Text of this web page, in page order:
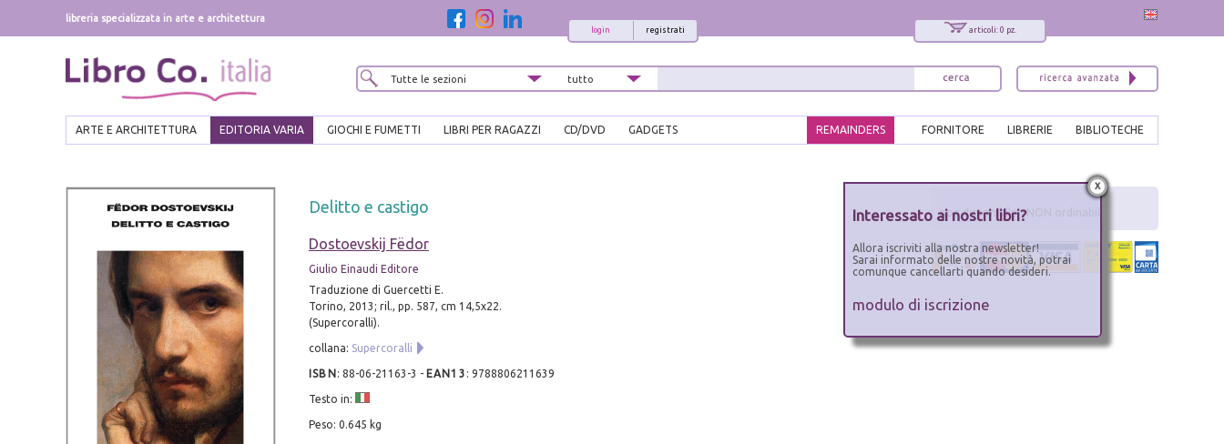
libreria specializzata in arte e architettura
articoli: 0 pz.
registrati
login
ARTE E ARCHITETTURA EDITORIA VARIA GIOCHI E FUMETTI LIBRI PER RAGAZZI CD/DVD GADGETS BIBLIOTECHE
LIBRERIE
FORNITORE
REMAINDERS
Delitto e castigo
Dostoevskij Fëdor
Giulio Einaudi Editore
Traduzione di Guercetti E.
Torino, 2013; ril., pp. 587, cm 14,5x22.
(Supercoralli).
collana: Supercoralli
ISBN : 88-06-21163-3 - EAN13 : 9788806211639
Testo in:
Peso: 0.645 kg
non disponibile - NON ordinabile
x
Interessato ai nostri libri?
Allora iscriviti alla nostra newsletter!
Sarai informato delle nostre novità, potrai
comunque cancellarti quando desideri.
modulo di iscrizione